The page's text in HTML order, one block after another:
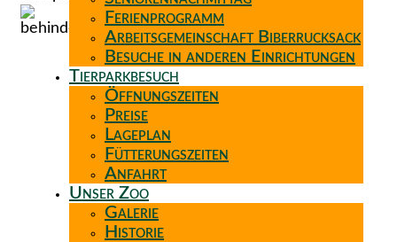
Ferienprogramm
Arbeitsgemeinschaft Biberrucksack
Besuche in anderen Einrichtungen
Tierparkbesuch
Öffnungszeiten
Preise
Lageplan
Fütterungszeiten
Anfahrt
Unser Zoo
Galerie
Historie